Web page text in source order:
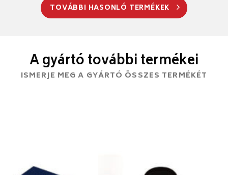
TOVÁBBI HASONLÓ TERMÉKEK
A gyártó további termékei
ISMERJE MEG A GYÁRTÓ ÖSSZES TERMÉKÉT